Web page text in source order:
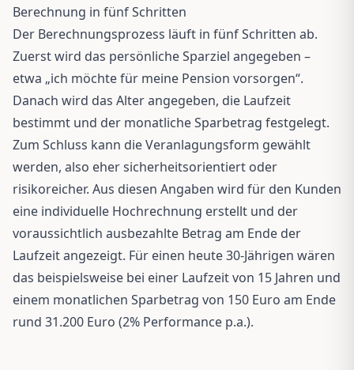
Berechnung in fünf Schritten
Der Berechnungsprozess läuft in fünf Schritten ab.
Zuerst wird das persönliche Sparziel angegeben –
etwa „ich möchte für meine Pension vorsorgen“.
Danach wird das Alter angegeben, die Laufzeit
bestimmt und der monatliche Sparbetrag festgelegt.
Zum Schluss kann die Veranlagungsform gewählt
werden, also eher sicherheitsorientiert oder
risikoreicher. Aus diesen Angaben wird für den Kunden
eine individuelle Hochrechnung erstellt und der
voraussichtlich ausbezahlte Betrag am Ende der
Laufzeit angezeigt. Für einen heute 30-Jährigen wären
das beispielsweise bei einer Laufzeit von 15 Jahren und
einem monatlichen Sparbetrag von 150 Euro am Ende
rund 31.200 Euro (2% Performance p.a.).